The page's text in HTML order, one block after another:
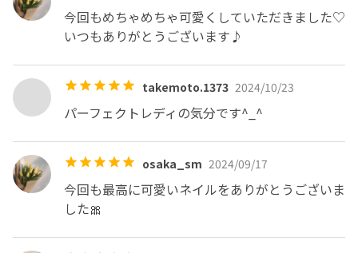
今回もめちゃめちゃ可愛くしていただきました♡
いつもありがとうございます♪
takemoto.1373 2024/10/23
パーフェクトレディの気分です^_^
osaka_sm 2024/09/17
今回も最高に可愛いネイルをありがとうございま
した🎀